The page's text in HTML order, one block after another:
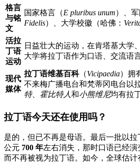
格言
与铭
文
国家格言（E pluribus unum）、
Fidelis）、大学校徽（哈佛：
活拉
丁语
运动
日益壮大的运动，在肯塔基大学
大学将拉丁语作为口语、交流语
现代
媒体
拉丁语维基百科（Vicipaedia）拥
不来梅广播电台和梵蒂冈电台以
特、 霍比特人和小熊维尼均有拉
拉丁语今天还在使用吗？
是的，但已不再是母语。最后一批以
公元 700 年左右消失，那时口语已经演
而不再被视为拉丁语。如今，全球估计